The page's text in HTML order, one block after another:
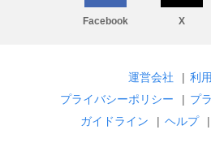
Facebook X
運営会社 | 利
プライバシーポリシー
| プ
ガイドライン
| ヘルプ |